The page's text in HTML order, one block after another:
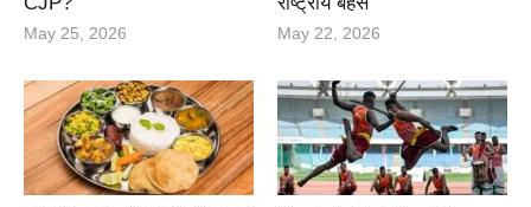
May 25, 2026 May 22, 2026